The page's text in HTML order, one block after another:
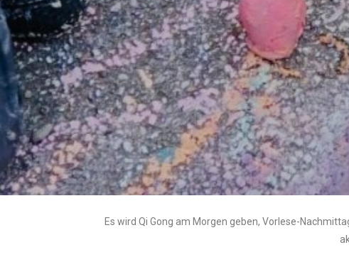
Es wird Qi Gong am Morgen geben, Vorlese-